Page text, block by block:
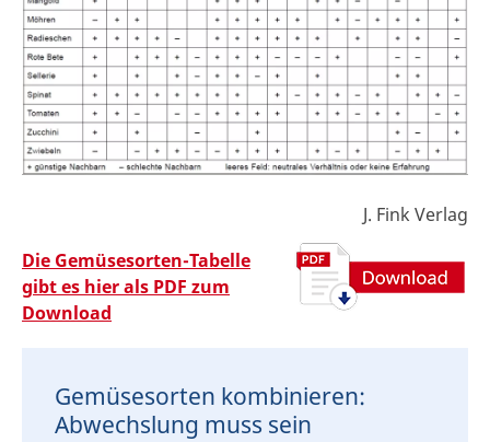
J. Fink Verlag
Die Gemüsesorten-Tabelle
gibt es hier als PDF zum
Download
Gemüsesorten kombinieren:
Abwechslung muss sein